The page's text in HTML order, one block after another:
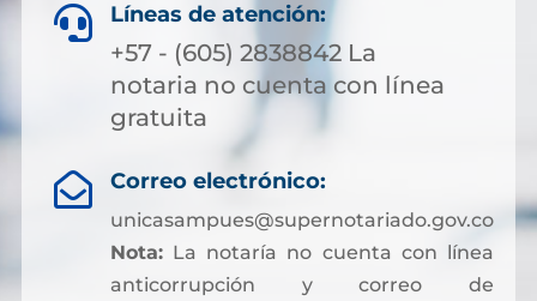
 Líneas de atención:
+57 - (605) 2838842 La
notaria no cuenta con línea
gratuita
 Correo electrónico:
unicasampues@supernotariado.gov.co
Nota:La notaría no cuenta con línea
anticorrupción y correo de